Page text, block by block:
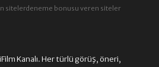
Kanalı. Her türlü görüş, öneri,
sitelerdeneme bonusu veren siteler